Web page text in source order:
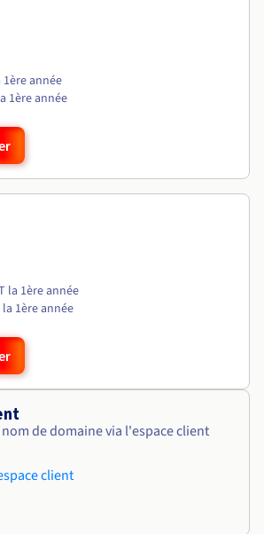
1ère année
1ère année
la 1ère année
la 1ère année
de domaine via l'espace client
client